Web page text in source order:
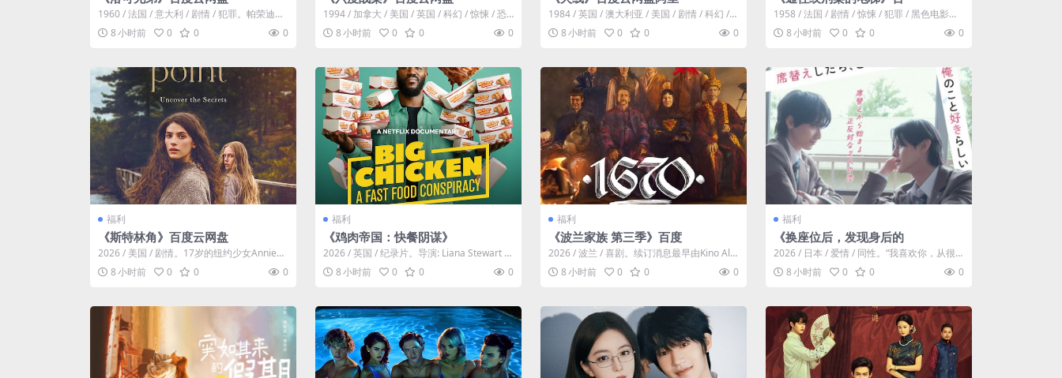
1960 / 法国 / 意大利 / 剧情 / 犯罪。帕荣迪家
族男丁新旺，可惜生在...
8 小时前 0 0 0
1994 / 加拿大 / 美国 / 英国 / 科幻 / 惊悚 / 恐
怖。电影讲述...
8 小时前 0 0 0
1984 / 英国 / 澳大利亚 / 美国 / 剧情 / 科幻 /
战争。故事背...
8 小时前 0 0 0
1958 / 法国 / 剧情 / 惊悚 / 犯罪 / 黑色电影。
前伞兵军官朱里安...
8 小时前 0 0 0
福利
《斯特林角》百度云网盘
2026 / 美国 / 剧情。17岁的纽约少女Annie
（艾拉·鲁宾 饰）和双胞...
8 小时前 0 0 0
福利
《鸡肉帝国：快餐阴谋》
2026 / 英国 / 纪录片。导演: Liana Stewart 主
演: 莫吉...
8 小时前 0 0 0
福利
《波兰家族 第三季》百度
2026 / 波兰 / 喜剧。续订消息最早由Kino Ale
rt PL账号发现，...
8 小时前 0 0 0
福利
《换座位后，发现身后的
2026 / 日本 / 爱情 / 同性。“我喜欢你，从很
早以前就开始了。” 从换...
8 小时前 0 0 0